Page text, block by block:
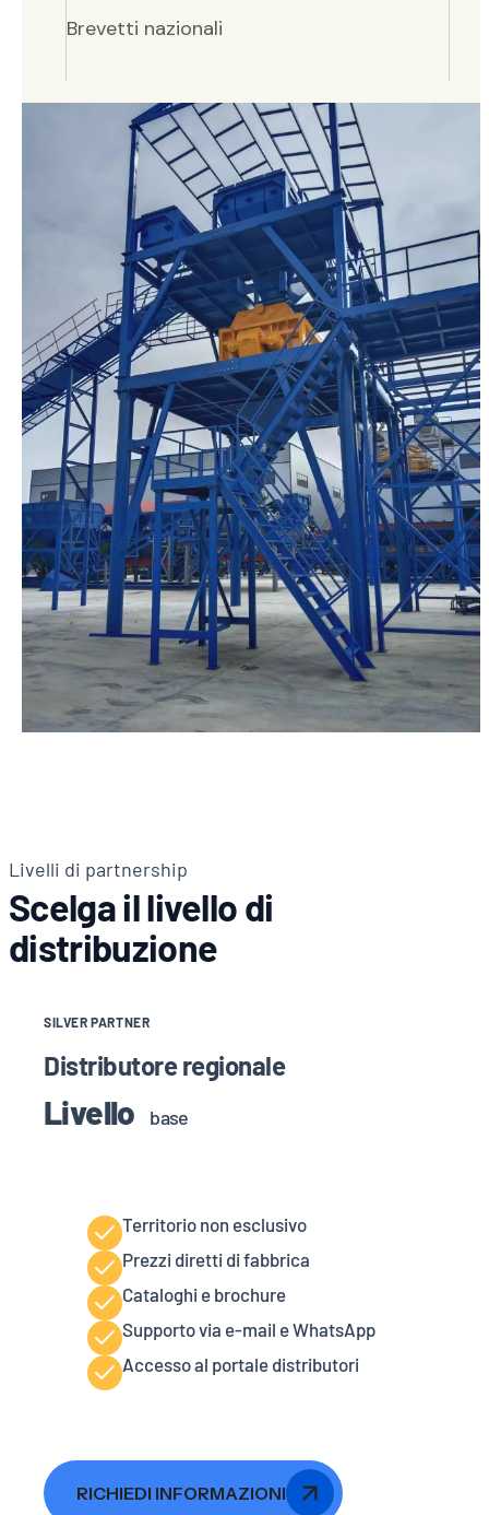
Brevetti nazionali
100+
Impianti / mese di capacità
Livelli di partnership
Scelga il livello di
distribuzione
SILVER PARTNER
Distributore regionale
Livello base
Territorio non esclusivo
Prezzi diretti di fabbrica
Cataloghi e brochure
Supporto via e-mail e WhatsApp
Accesso al portale distributori
RICHIEDI INFORMAZIONI